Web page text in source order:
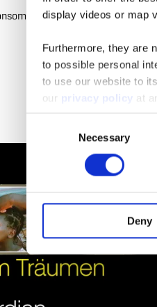
display videos or map
Furthermore, they are
to possible personal
to use our website to
our privacy policy at
Necessary
Deny